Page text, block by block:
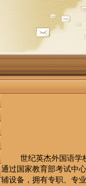
世纪英杰外国语学
通过国家教育部考试中
辅设备，拥有专职、专